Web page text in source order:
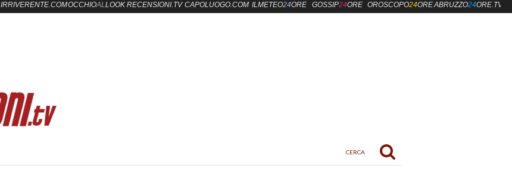
IRRIVERENTE.COMOCCHIOALLOOK RECENSIONI.TV CAPOLUOGO.COM ILMETEO24ORE GOSSIP24ORE OROSCOPO24OREABRUZZO24ORE.TV